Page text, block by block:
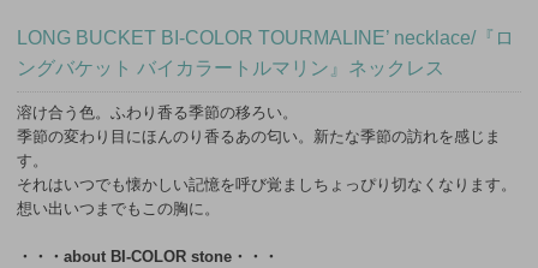
LONG BUCKET BI-COLOR TOURMALINE’ necklace/『ロ
ングバケット バイカラートルマリン』ネックレス
溶け合う色。ふわり香る季節の移ろい。
季節の変わり目にほんのり香るあの匂い。新たな季節の訪れを感じま
す。
それはいつでも懐かしい記憶を呼び覚ましちょっぴり切なくなります。
想い出いつまでもこの胸に。
・・・about BI-COLOR stone・・・